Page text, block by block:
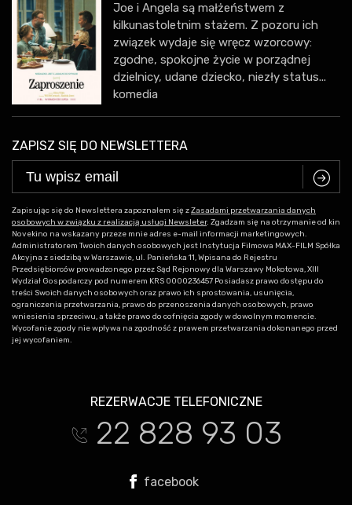
Joe i Angela są małżeństwem z
kilkunastoletnim stażem. Z pozoru ich
związek wydaje się wręcz wzorcowy:
zgodne, spokojne życie w porządnej
dzielnicy, udane dziecko, niezły status...
komedia
ZAPISZ SIĘ DO NEWSLETTERA
C
Zapisując się do Newslettera zapoznałem się zZasadami przetwarzania danych
osobowych w związku z realizacją usługi Newsleter. Zgadzam się na otrzymanie od kin
Novekino na wskazany przeze mnie adres e-mail informacji marketingowych.
Administratorem Twoich danych osobowych jest Instytucja Filmowa MAX-FILM Spółka
Akcyjna z siedzibą w Warszawie, ul. Panieńska 11, Wpisana do Rejestru
Przedsiębiorców prowadzonego przez Sąd Rejonowy dla Warszawy Mokotowa, XIII
Wydział Gospodarczy pod numerem KRS 0000236457 Posiadasz prawo dostępu do
treści Swoich danych osobowych oraz prawo ich sprostowania, usunięcia,
ograniczenia przetwarzania, prawo do przenoszenia danych osobowych, prawo
wniesienia sprzeciwu, a także prawo do cofnięcia zgody w dowolnym momencie.
Wycofanie zgody nie wpływa na zgodność z prawem przetwarzania dokonanego przed
jej wycofaniem.
REZERWACJE TELEFONICZNE
t 22 828 93 03
facebook